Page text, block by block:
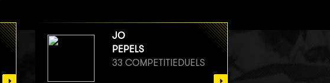
JO
PEPELS
33 COMPETITIEDUELS